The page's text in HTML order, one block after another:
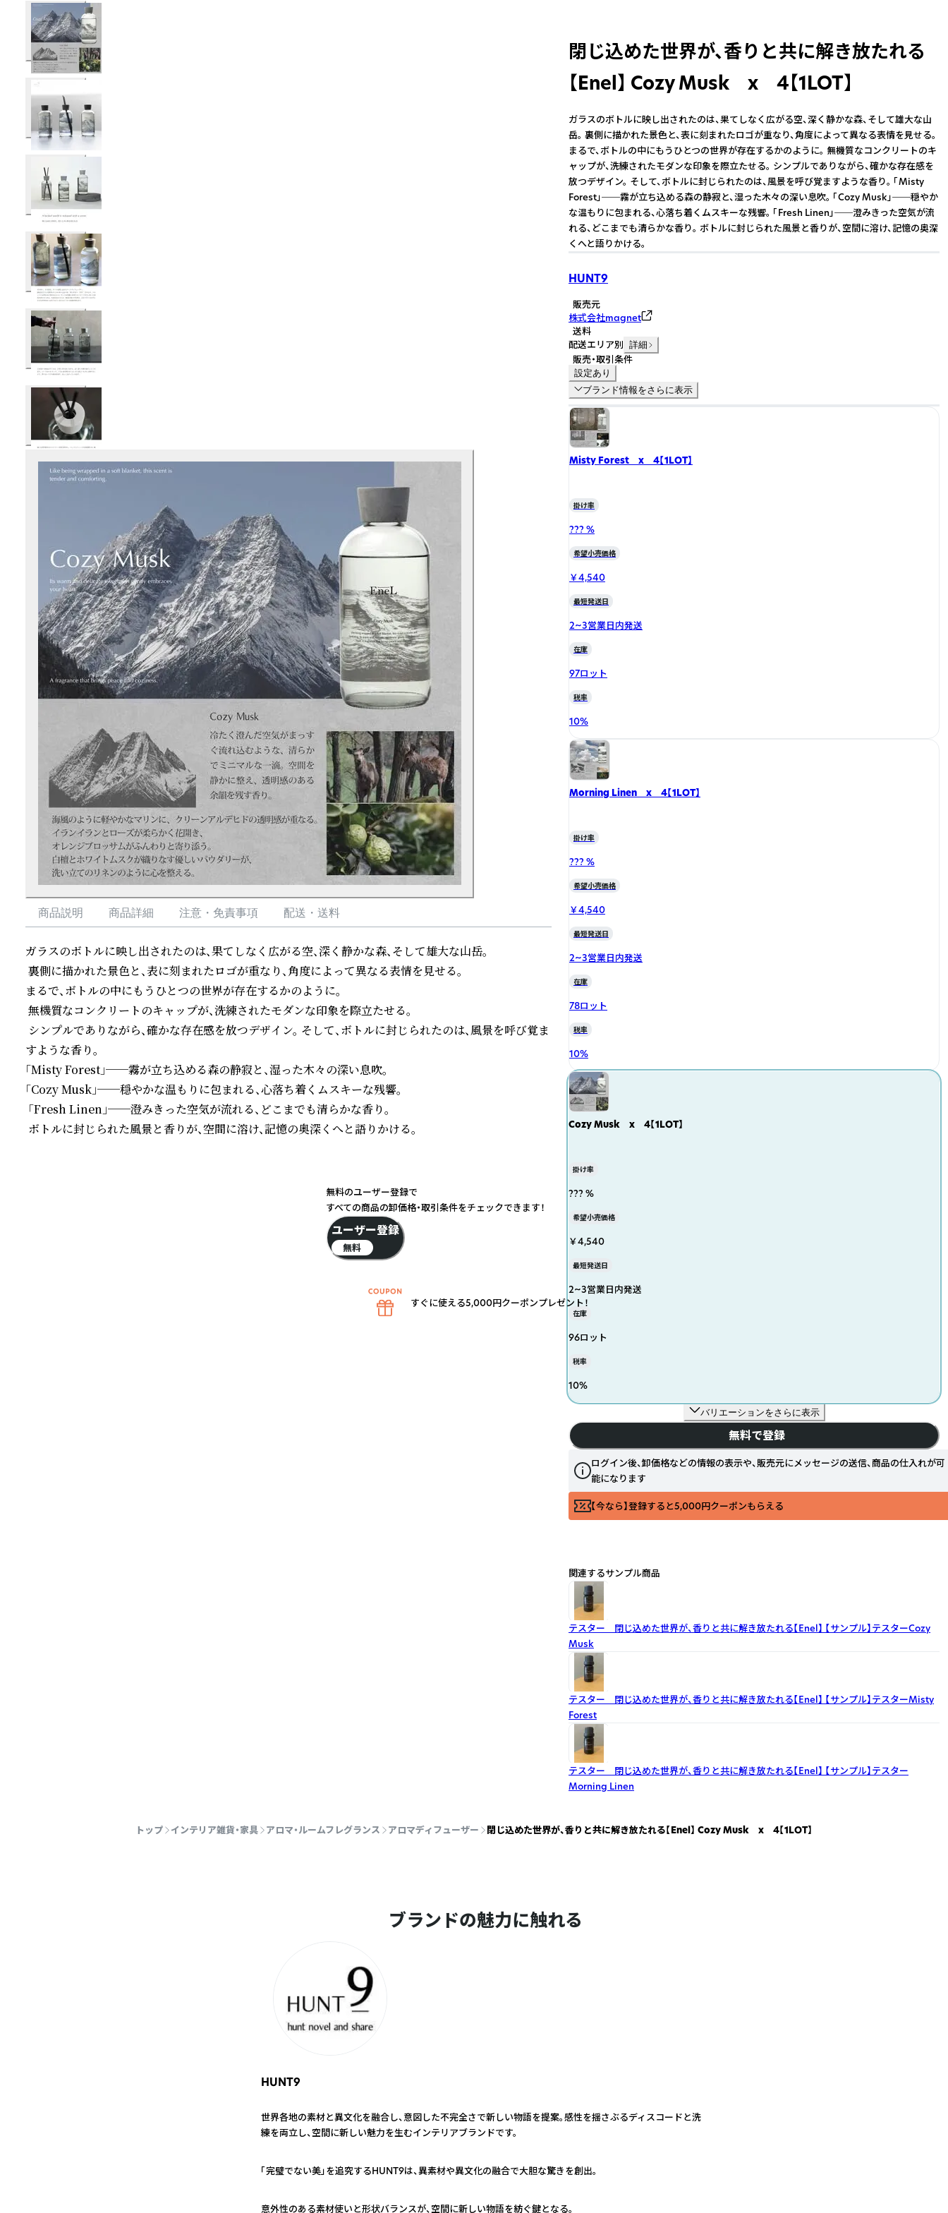
商品説明 商品詳細 注意・免責事項 配送・送料
ガラスのボトルに映し出されたのは、果てしなく広がる空、深く静かな森、そして雄大な山岳。
裏側に描かれた景色と、表に刻まれたロゴが重なり、角度によって異なる表情を見せる。
まるで、ボトルの中にもうひとつの世界が存在するかのように。
無機質なコンクリートのキャップが、洗練されたモダンな印象を際立たせる。
シンプルでありながら、確かな存在感を放つデザイン。 そして、ボトルに封じられたのは、風景を呼び覚ま
すような香り。
「Misty Forest」──霧が立ち込める森の静寂と、湿った木々の深い息吹。
「Cozy Musk」──穏やかな温もりに包まれる、心落ち着くムスキーな残響。
「Fresh Linen」──澄みきった空気が流れる、どこまでも清らかな香り。
ボトルに封じられた風景と香りが、空間に溶け、記憶の奥深くへと語りかける。
閉じ込めた世界が、香りと共に解き放たれる
【Enel】 Cozy Musk x 4【1LOT】
ガラスのボトルに映し出されたのは、果てしなく広がる空、深く静かな森、そして雄大な山
岳。 裏側に描かれた景色と、表に刻まれたロゴが重なり、角度によって異なる表情を見せる。
まるで、ボトルの中にもうひとつの世界が存在するかのように。 無機質なコンクリートのキ
ャップが、洗練されたモダンな印象を際立たせる。 シンプルでありながら、確かな存在感を
放つデザイン。 そして、ボトルに封じられたのは、風景を呼び覚ますような香り。 「Misty
Forest」──霧が立ち込める森の静寂と、湿った木々の深い息吹。 「Cozy Musk」──穏やか
な温もりに包まれる、心落ち着くムスキーな残響。 「Fresh Linen」──澄みきった空気が流
れる、どこまでも清らかな香り。 ボトルに封じられた風景と香りが、空間に溶け、記憶の奥深
くへと語りかける。
HUNT9
販売元
株式会社magnet
送料
配送エリア別 詳細
販売・取引条件
設定あり
ブランド情報をさらに表示
Misty Forest x 4【1LOT】
掛け率
??? %
希望小売価格
￥4,540
最短発送日
2~3営業日内発送
在庫
97ロット
税率
10%
Morning Linen x 4【1LOT】
掛け率
??? %
希望小売価格
￥4,540
最短発送日
2~3営業日内発送
在庫
78ロット
税率
10%
Cozy Musk x 4【1LOT】
掛け率
??? %
希望小売価格
￥4,540
最短発送日
2~3営業日内発送
在庫
96ロット
税率
10%
バリエーションをさらに表示
無料で登録
ログイン後、卸価格などの情報の表示や、販売元にメッセージの送信、商品の仕入れが可
能になります
【今なら】登録すると5,000円クーポンもらえる
関連するサンプル商品
テスター 閉じ込めた世界が、香りと共に解き放たれる【Enel】 【サンプル】テスターCozy
Musk
テスター 閉じ込めた世界が、香りと共に解き放たれる【Enel】 【サンプル】テスターMisty
Forest
テスター 閉じ込めた世界が、香りと共に解き放たれる【Enel】 【サンプル】テスター
Morning Linen
トップ インテリア雑貨・家具 アロマ・ルームフレグランス アロマディフューザー 閉じ込めた世界が、香りと共に解き放たれる【Enel】 Cozy Musk x 4【1LOT】
ブランドの魅力に触れる
HUNT9
世界各地の素材と異文化を融合し、意図した不完全さで新しい物語を提案。感性を揺さぶるディスコードと洗
練を両立し、空間に新しい魅力を生むインテリアブランドです。
「完璧でない美」を追究するHUNT9は、異素材や異文化の融合で大胆な驚きを創出。
意外性のある素材使いと形状バランスが、空間に新しい物語を紡ぐ鍵となる。
無料のユーザー登録で
すべての商品の卸価格・取引条件をチェックできます！
ユーザー登録
無料
すぐに使える5,000円クーポンプレゼント！